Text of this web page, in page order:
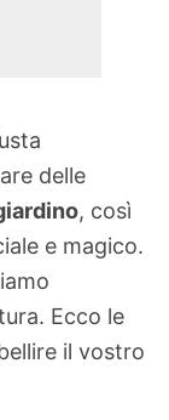
delle
, così
e magico.
Ecco le
il vostro